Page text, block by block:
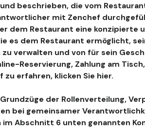
beschrieben, die vom
mit Zenchef
dem Restaurant eine konzipierte
es dem Restaurant ermöglicht,
verwalten und von für sein
Reservierung, Zahlung am
zu erfahren, klicken Sie hier.
der Rollenverteilung,
bei gemeinsamer
im Abschnitt 6 unten genannten